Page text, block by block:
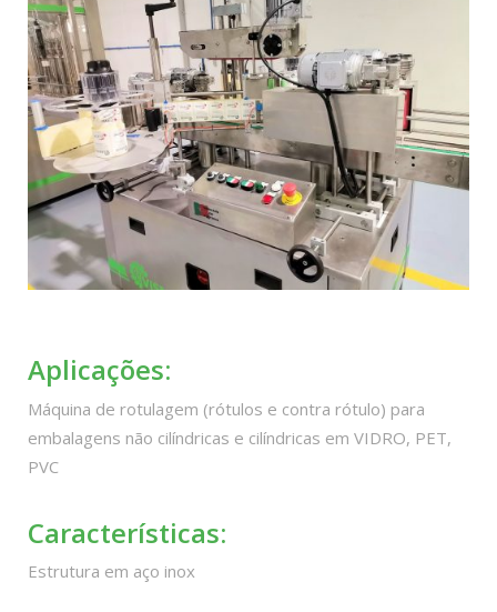
Aplicações:
Máquina de rotulagem (rótulos e contra rótulo) para
embalagens não cilíndricas e cilíndricas em VIDRO, PET,
PVC
Características:
Estrutura em aço inox